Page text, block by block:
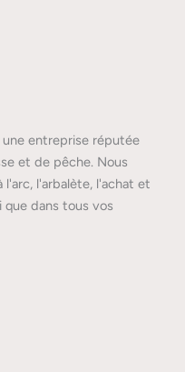
une entreprise réputée
et de pêche. Nous
l'arc, l'arbalète, l'achat et
que dans tous vos